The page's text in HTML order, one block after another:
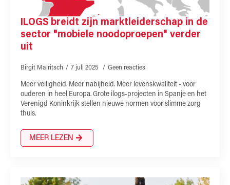
ILOGS breidt zijn marktleiderschap in de
sector "mobiele noodoproepen" verder
uit
Birgit Mairitsch 7 juli 2025 Geen reacties
Meer veiligheid. Meer nabijheid. Meer levenskwaliteit - voor
ouderen in heel Europa. Grote ilogs-projecten in Spanje en het
Verenigd Koninkrijk stellen nieuwe normen voor slimme zorg
thuis.
MEER LEZEN